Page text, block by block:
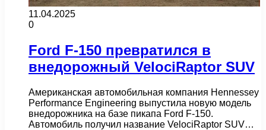
11.04.2025
0
Ford F-150 превратился в
внедорожный VelociRaptor SUV
Американская автомобильная компания Hennessey
Performance Engineering выпустила новую модель
внедорожника на базе пикапа Ford F-150.
Автомобиль получил название VelociRaptor SUV…